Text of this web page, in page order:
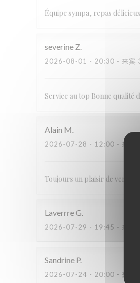
Équipe sympa, repas
severine Z
2026-08-01 - 20:30 - 来宾
Service au top Bonne qualité
Alain M
2026-07-28 - 12:00 - 来宾 2
Toujours un plaisir de venir
LaverrreG
2026-07-29 - 19:45 - 来宾 5
Sandrine P
2026-07-24 - 20:00 - 来宾 2